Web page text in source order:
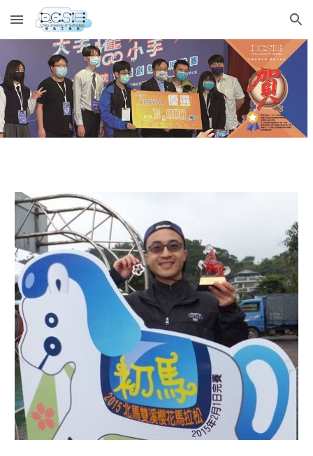
Skip to main content Skip to navigation